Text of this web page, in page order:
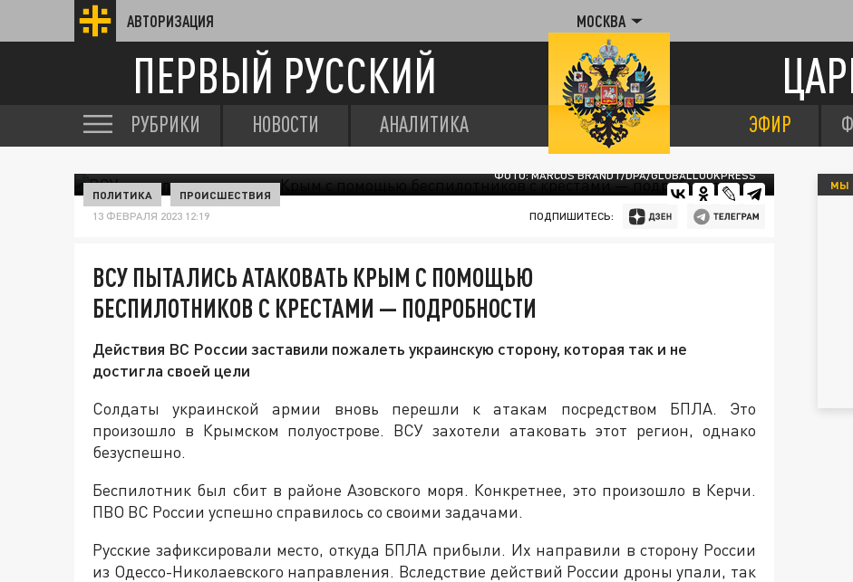
АВТОРИЗАЦИЯ МОСКВА
ПЕРВЫЙ РУССКИЙ
РУБРИКИ НОВОСТИ АНАЛИТИКА ЭФИР
ФОТО: MARCUS BRANDT/DPA/GLOBALLOOKPRESS
ПОЛИТИКА ПРОИСШЕСТВИЯ
13 ФЕВРАЛЯ 2023 12:19 ПОДПИШИТЕСЬ:
ВСУ ПЫТАЛИСЬ АТАКОВАТЬ КРЫМ С ПОМОЩЬЮ
БЕСПИЛОТНИКОВ С КРЕСТАМИ — ПОДРОБНОСТИ
Действия ВС России заставили пожалеть украинскую сторону, которая так и не
достигла своей цели
Солдаты украинской армии вновь перешли к атакам посредством БПЛА. Это
произошло в Крымском полуострове. ВСУ захотели атаковать этот регион, однако
безуспешно.
Беспилотник был сбит в районе Азовского моря. Конкретнее, это произошло в Керчи.
ПВО ВС России успешно справилось со своими задачами.
Русские зафиксировали место, откуда БПЛА прибыли. Их направили в сторону России
из Одессо-Николаевского направления. Вследствие действий России дроны упали, так
МЫ